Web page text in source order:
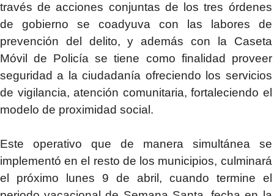
través de acciones conjuntas de los tres órdenes
de gobierno se coadyuva con las labores de
prevención del delito, y además con la Caseta
Móvil de Policía se tiene como finalidad proveer
seguridad a la ciudadanía ofreciendo los servicios
de vigilancia, atención comunitaria, fortaleciendo el
modelo de proximidad social.
Este operativo que de manera simultánea se
implementó en el resto de los municipios, culminará
el próximo lunes 9 de abril, cuando termine el